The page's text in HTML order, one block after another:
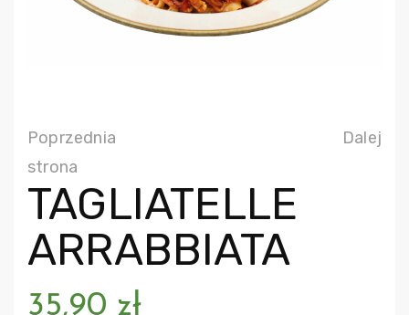
Poprzednia
strona
Dalej
TAGLIATELLE
ARRABBIATA
35,90 zł